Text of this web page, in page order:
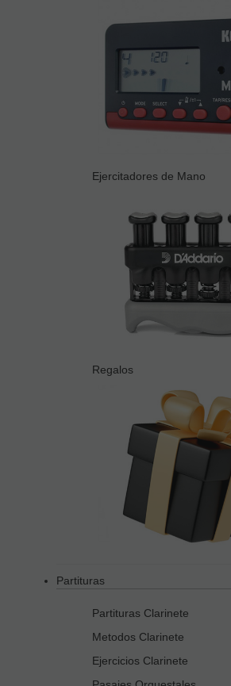
Ejercitadores de Mano
Regalos
Partituras
Partituras Clarinete
Metodos Clarinete
Ejercicios Clarinete